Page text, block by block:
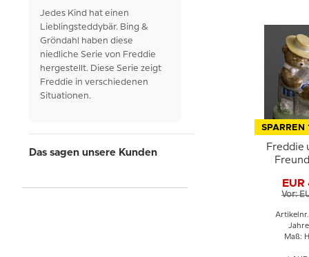
Jedes Kind hat einen
Lieblingsteddybär. Bing &
Gröndahl haben diese
niedliche Serie von Freddie
hergestellt. Diese Serie zeigt
Freddie in verschiedenen
Situationen.
Das sagen unsere Kunden
SPARREN
Freddie
EUR
Vor:
Maß: